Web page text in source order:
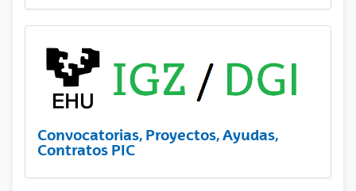
Convocatorias, Proyectos, Ayudas,
Contratos PIC